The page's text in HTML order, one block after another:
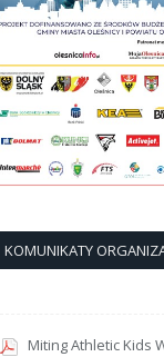
KOMUNIKATY
Miting Athletic Kids